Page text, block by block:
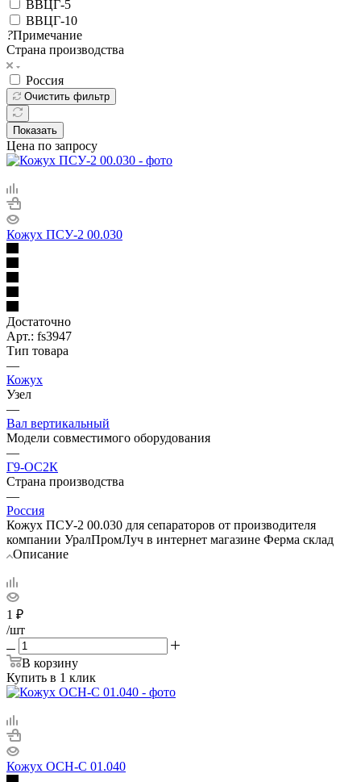
ВВЦГ-5
ВВЦГ-10
?Примечание
Страна производства
Россия
Очистить фильтр
Показать
Цена по запросу
Кожух ПСУ-2 00.030
Достаточно
Арт.: fs3947
Тип товара
—
Кожух
Узел
—
Вал вертикальный
Модели совместимого оборудования
—
Г9-ОС2К
Страна производства
—
Россия
Кожух ПСУ-2 00.030 для сепараторов от производителя
компании УралПромЛуч в интернет магазине Ферма склад
Описание
1 ₽
/шт
В корзину
Купить в 1 клик
Кожух ОСН-С 01.040